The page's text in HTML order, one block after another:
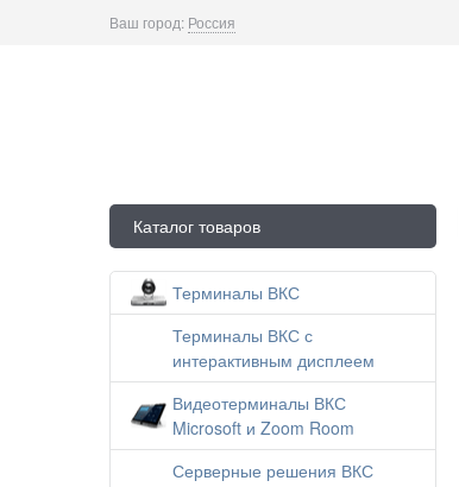
Ваш город: Россия
Каталог товаров
Терминалы ВКС
Терминалы ВКС с
интерактивным дисплеем
Видеотерминалы ВКС
Microsoft и Zoom Room
Серверные решения ВКС